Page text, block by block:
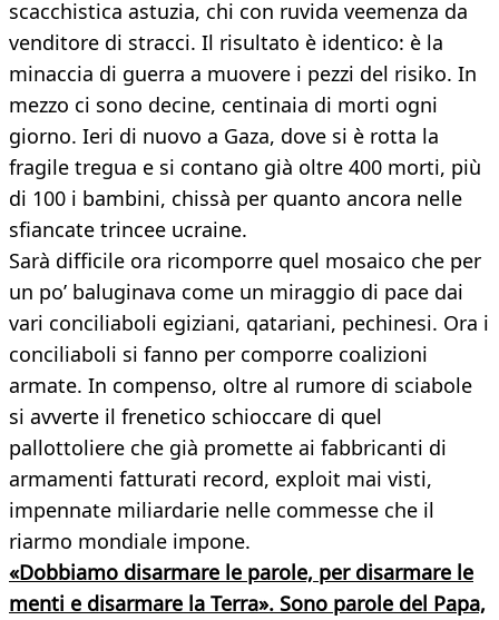
scacchistica astuzia, chi con ruvida veemenza da
venditore di stracci. Il risultato è identico: è la
minaccia di guerra a muovere i pezzi del risiko. In
mezzo ci sono decine, centinaia di morti ogni
giorno. Ieri di nuovo a Gaza, dove si è rotta la
fragile tregua e si contano già oltre 400 morti, più
di 100 i bambini, chissà per quanto ancora nelle
sfiancate trincee ucraine.
Sarà difficile ora ricomporre quel mosaico che per
un po’ baluginava come un miraggio di pace dai
vari conciliaboli egiziani, qatariani, pechinesi. Ora i
conciliaboli si fanno per comporre coalizioni
armate. In compenso, oltre al rumore di sciabole
si avverte il frenetico schioccare di quel
pallottoliere che già promette ai fabbricanti di
armamenti fatturati record, exploit mai visti,
impennate miliardarie nelle commesse che il
riarmo mondiale impone.
«Dobbiamo disarmare le parole, per disarmare le
menti e disarmare la Terra». Sono parole del Papa,